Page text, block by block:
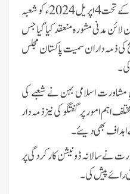
عالمی سطح کی دینی تحریک دعوتِ اسلامی کے تحت 4 اپریل 2024ء کو شعبہ
لائن مدنی مشورہ منعقد کیا گیاجس
ذمہ داران سمیت پاکستان مجلس
مشاورت اسلامی بہن نے شعبے کی
اہم امور پر گفتگو کی نیزذمہ دار
اہداف بھی دیئے۔
نے سالانہ ڈونیشن کارکردگی پر
رائے پیش کی۔